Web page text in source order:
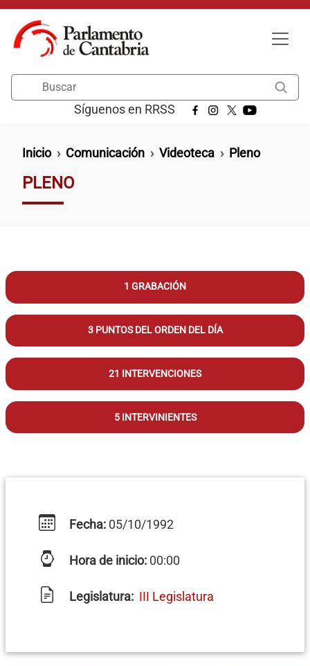
Pasar al contenido principal
Síguenos en RRSS
Ruta de navegación
Inicio Comunicación Videoteca Pleno
PLENO
1 GRABACIÓN
3 PUNTOS DEL ORDEN DEL DÍA
21 INTERVENCIONES
5 INTERVINIENTES
Fecha: 05/10/1992
Hora de inicio: 00:00
Legislatura: III Legislatura